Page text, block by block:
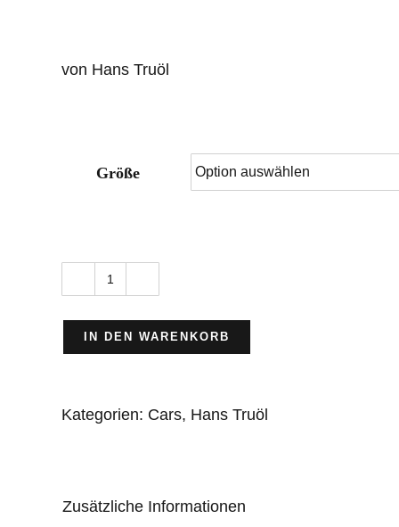
von Hans Truöl
Größe
Porschetreffen
in
IN DEN WARENKORB
Kategorien: Cars, Hans Truöl
Zusätzliche Informationen